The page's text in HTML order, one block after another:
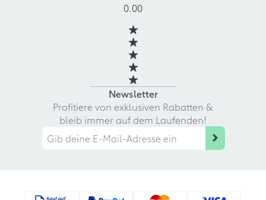
0.00
Newsletter
Profitiere von exklusiven Rabatten &
bleib immer auf dem Laufenden!